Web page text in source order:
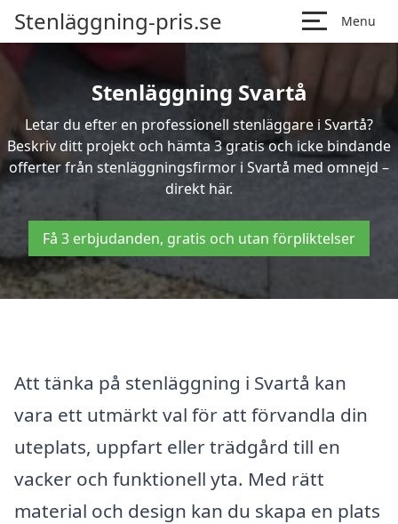
Stenläggning-pris.se Menu
Stenläggning Svartå
Letar du efter en professionell stenläggare i Svartå?
Beskriv ditt projekt och hämta 3 gratis och icke bindande
offerter från stenläggningsfirmor i Svartå med omnejd –
direkt här.
Få 3 erbjudanden, gratis och utan förpliktelser
Att tänka på stenläggning i Svartå kan
vara ett utmärkt val för att förvandla din
uteplats, uppfart eller trädgård till en
vacker och funktionell yta. Med rätt
material och design kan du skapa en plats